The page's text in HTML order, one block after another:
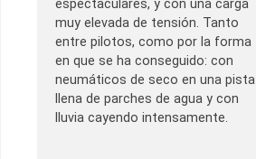
espectaculares, y con una carga
muy elevada de tensión. Tanto
entre pilotos, como por la forma
en que se ha conseguido: con
neumáticos de seco en una pista
llena de parches de agua y con
lluvia cayendo intensamente.